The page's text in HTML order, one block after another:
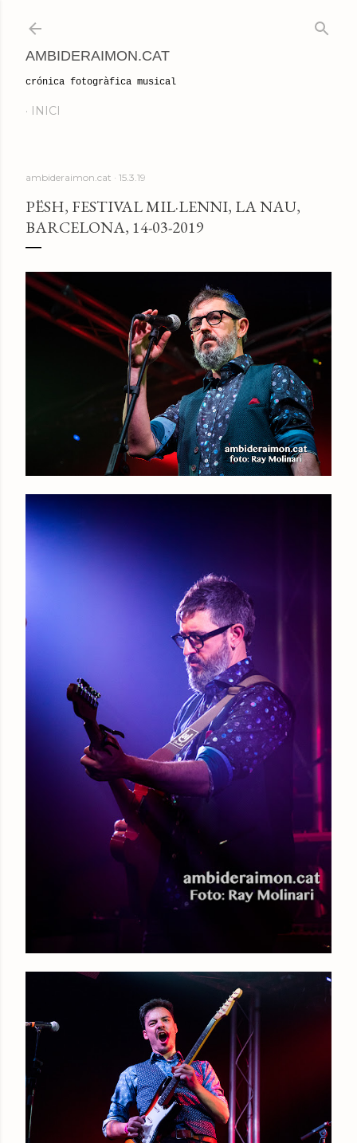
AMBIDERAIMON.CAT
crónica fotogràfica musical
INICI
ambideraimon.cat 15.3.19
PËSH, FESTIVAL MIL·LENNI, LA NAU,
BARCELONA, 14-03-2019